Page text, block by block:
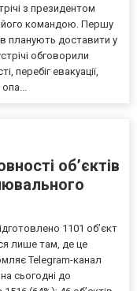
з президентом
командою. Першу
планують доставити у
обговорили
перебіг евакуації,
опа...
об’єктів
1101 об’єкт
лише там, де це
Telegram-канал
сьогодні до